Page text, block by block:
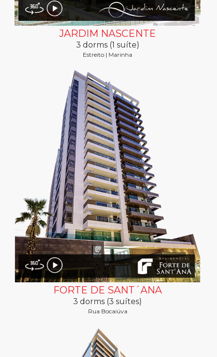
JARDIM NASCENTE
3 dorms (1 suíte)
Estreito | Marinha
FORTE DE SANT´ANA
3 dorms (3 suítes)
Rua Bocaiúva